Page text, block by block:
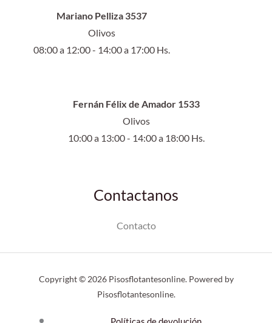
Mariano Pelliza 3537
Olivos
08:00 a 12:00 - 14:00 a 17:00 Hs.
Fernán Félix de Amador 1533
Olivos
10:00 a 13:00 - 14:00 a 18:00 Hs.
Contactanos
Contacto
Copyright © 2026 Pisosflotantesonline. Powered by
Pisosflotantesonline.